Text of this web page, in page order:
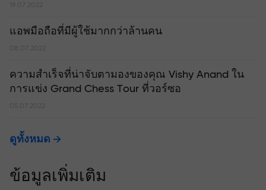
19.07.2022
แอพมือถือที่มีผู้ใช้มากกว่าล้านคน
08.07.2022
ความสำเร็จที่น่าจับตามองของคุณ Vishy Anand ใน
การแข่ง Grand Chess Tour ที่วอร์ซอ
ดูทั้งหมด
ข้อมูลเพิ่มเติม